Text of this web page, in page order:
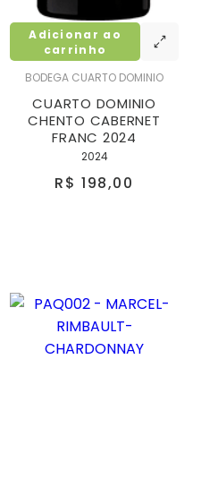
BODEGA CUARTO DOMINIO
CUARTO DOMINIO
CHENTO CABERNET
FRANC 2024
2024
R$ 198,00
Adicionar ao
carrinho